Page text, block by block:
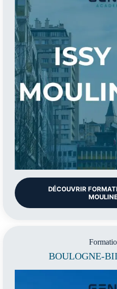
DÉCOUVRIR
BOULOGNE-